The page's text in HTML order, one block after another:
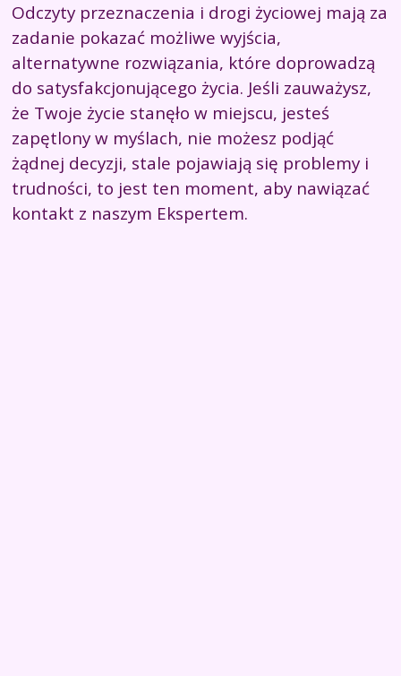
Odczyty przeznaczenia i drogi życiowej mają za
zadanie pokazać możliwe wyjścia,
alternatywne rozwiązania, które doprowadzą
do satysfakcjonującego życia. Jeśli zauważysz,
że Twoje życie stanęło w miejscu, jesteś
zapętlony w myślach, nie możesz podjąć
żądnej decyzji, stale pojawiają się problemy i
trudności, to jest ten moment, aby nawiązać
kontakt z naszym Ekspertem.